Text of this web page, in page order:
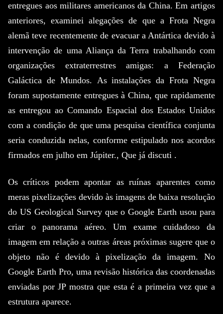
entregues aos militares americanos da China.Em artigos
anteriores, examinei alegações de que a Frota Negra
alemã teve recentemente de evacuar a Antártica devido à
intervenção de uma Aliança da Terra trabalhando com
organizações extraterrestres amigas: a Federação
Galáctica de Mundos. As instalações da Frota Negra
foram supostamente entregues à China, que rapidamente
as entregou ao Comando Espacial dos Estados Unidos
com a condição de que uma pesquisa científica conjunta
seria conduzida nelas, conforme estipulado nos acordos
firmados em julho em Júpiter., Que já discuti .
Os críticos podem apontar as ruínas aparentes como
meras pixelizações devido às imagens de baixa resolução
do US Geological Survey que o Google Earth usou para
criar o panorama aéreo.Um exame cuidadoso da
imagem em relação a outras áreas próximas sugere que o
objeto não é devido à pixelização da imagem. No
Google Earth Pro, uma revisão histórica das coordenadas
enviadas por JP mostra que esta é a primeira vez que a
estrutura aparece.